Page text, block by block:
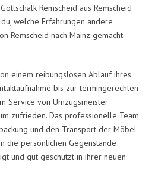
Remscheid aus Remscheid
welche Erfahrungen andere
Remscheid nach Mainz gemacht
einem reibungslosen Ablauf ihres
bis zur termingerechten
Service von Umzugsmeister
zufrieden. Das professionelle Team
und den Transport der Möbel
die persönlichen Gegenstände
und gut geschützt in ihrer neuen